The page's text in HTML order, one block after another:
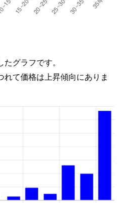
グラフです。
て価格は上昇傾向にありま